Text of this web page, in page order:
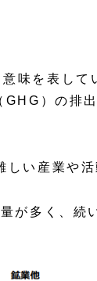
味を表して
）の排
い産業や活
が多く、続